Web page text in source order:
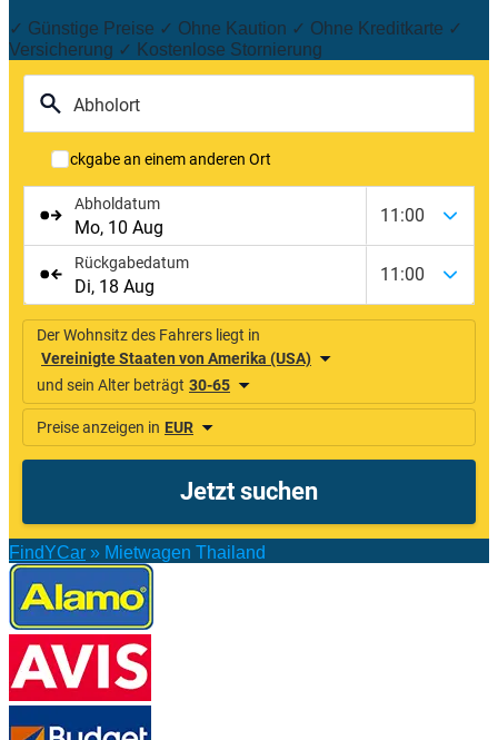
✓ Günstige Preise ✓ Ohne Kaution ✓ Ohne Kreditkarte ✓
Versicherung ✓ Kostenlose Stornierung
FindYCar » Mietwagen Thailand